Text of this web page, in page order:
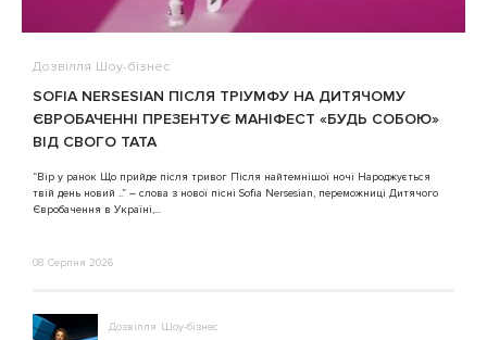
Дозвілля Шоу-бізнес
SOFIA NERSESIAN ПІСЛЯ ТРІУМФУ НА ДИТЯЧОМУ
ЄВРОБАЧЕННІ ПРЕЗЕНТУЄ МАНІФЕСТ «БУДЬ СОБОЮ»
ВІД СВОГО ТАТА
“Вір у ранок Що прийде після тривог Після найтемнішої ночі Народжується
твій день новий ..” – слова з нової пісні Sofia Nersesian, переможниці Дитячого
Євробачення в Україні,...
08 Серпня 2026
Дозвілля Шоу-бізнес